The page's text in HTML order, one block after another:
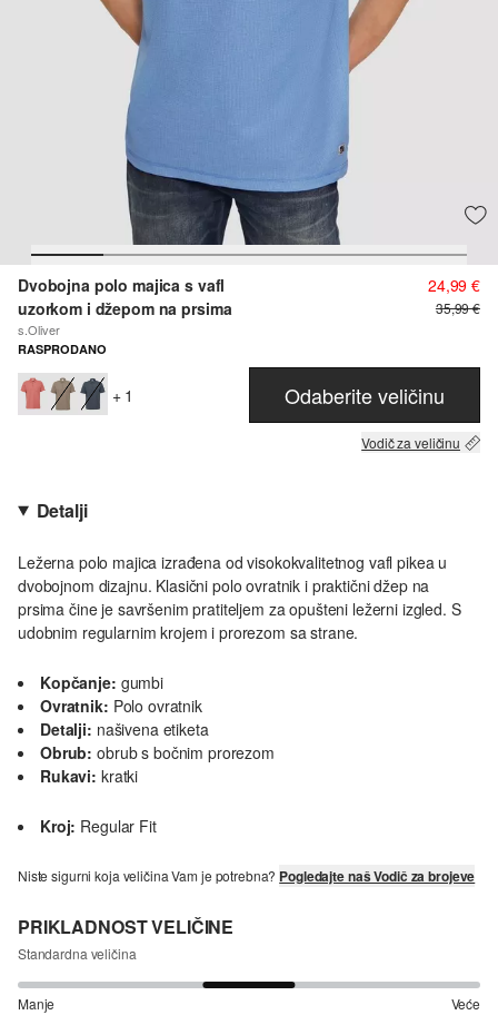
Dvobojna polo majica s vafl
uzorkom i džepom na prsima
s.Oliver
24,99 €
35,99 €
RASPRODANO
+ 1 Odaberite veličinu
Vodič za veličinu
Detalji
Ležerna polo majica izrađena od visokokvalitetnog vafl pikea u
dvobojnom dizajnu. Klasični polo ovratnik i praktični džep na
prsima čine je savršenim pratiteljem za opušteni ležerni izgled. S
udobnim regularnim krojem i prorezom sa strane.
Kopčanje: gumbi
Ovratnik: Polo ovratnik
Detalji: našivena etiketa
Obrub: obrub s bočnim prorezom
Rukavi: kratki
Kroj: Regular Fit
Niste sigurni koja veličina Vam je potrebna? Pogledajte naš Vodič za brojeve
PRIKLADNOST VELIČINE
Standardna veličina
Manje Veće